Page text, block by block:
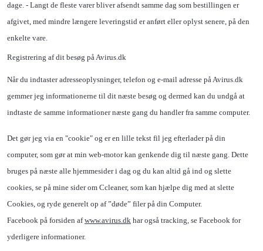
dage. - Langt de fleste varer bliver afsendt samme dag som bestillingen er
afgivet, med mindre længere leveringstid er anført eller oplyst senere, på den
enkelte vare.
Registrering af dit besøg på Avirus.dk
Når du indtaster adresseoplysninger, telefon og e-mail adresse på Avirus.dk
gemmer jeg informationerne til dit næste besøg og dermed kan du undgå at
indtaste de samme informationer næste gang du handler fra samme computer.
Det gør jeg via en "cookie" og er en lille tekst fil jeg efterlader på din
computer, som gør at min web-motor kan genkende dig til næste gang. Dette
bruges på næste alle hjemmesider i dag og du kan altid gå ind og slette
cookies, se på mine sider om Ccleaner, som kan hjælpe dig med at slette
Cookies, og ryde generelt op af ”døde” filer på din Computer.
Facebook på forsiden afwww.avirus.dk har også tracking, se Facebook for
yderligere informationer.